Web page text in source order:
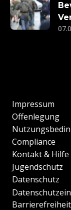
Impressum
Offenlegung
Compliance
Kontakt & Hilfe
Jugendschutz
Datenschutz
Barrierefreiheit